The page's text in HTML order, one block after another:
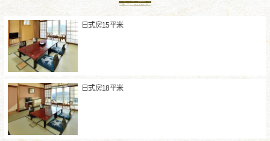
日式房15平米
日式房18平米